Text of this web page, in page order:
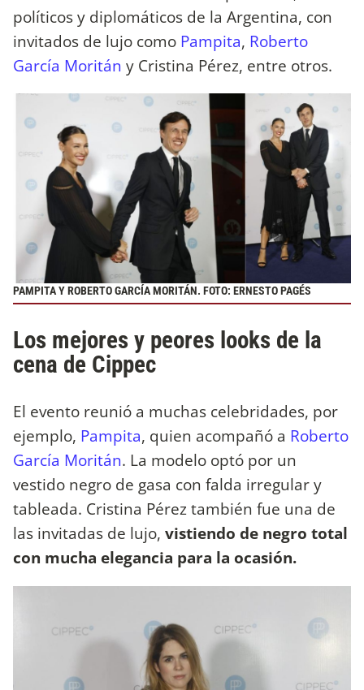
políticos y diplomáticos de la Argentina, con
invitados de lujo como Pampita, Roberto
García Moritán y Cristina Pérez, entre otros.
PAMPITA Y ROBERTO GARCÍA MORITÁN. FOTO: ERNESTO PAGÉS
Los mejores y peores looks de la
cena de Cippec
El evento reunió a muchas celebridades, por
ejemplo, Pampita, quien acompañó a Roberto
García Moritán. La modelo optó por un
vestido negro de gasa con falda irregular y
tableada. Cristina Pérez también fue una de
las invitadas de lujo, vistiendo de negro total
con mucha elegancia para la ocasión.